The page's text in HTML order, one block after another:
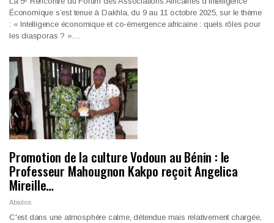
Économique s’est tenue à Dakhla, du 9 au 11 octobre 2025, sur le thème
: « Intelligence économique et co-émergence africaine : quels rôles pour
les diasporas ? ».…
Promotion de la culture Vodoun au Bénin : le
Professeur Mahougnon Kakpo reçoit Angelica
Mireille…
Abiolos
C'est dans une atmosphère calme, détendue mais relativement chargée,